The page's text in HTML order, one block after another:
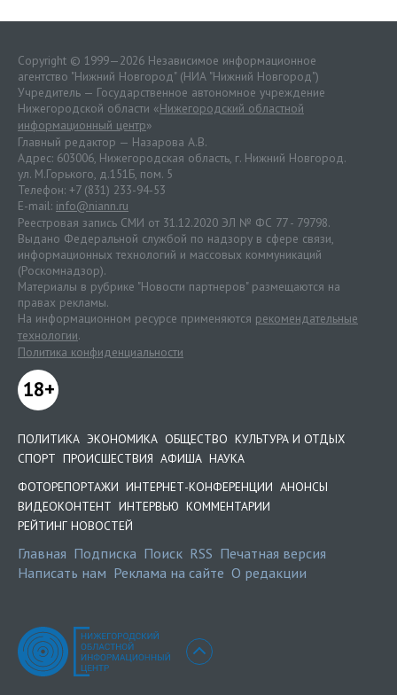
Copyright © 1999—2026 Независимое информационное
агентство "Нижний Новгород" (НИА "Нижний Новгород")
Учредитель — Государственное автономное учреждение
Нижегородской области «Нижегородский областной
информационный центр»
Главный редактор — Назарова А.В.
Адрес: 603006, Нижегородская область, г. Нижний Новгород.
ул. М.Горького, д.151Б, пом. 5
Телефон: +7 (831) 233-94-53
E-mail: info@niann.ru
Реестровая запись СМИ от 31.12.2020 ЭЛ № ФС 77 - 79798.
Выдано Федеральной службой по надзору в сфере связи,
информационных технологий и массовых коммуникаций
(Роскомнадзор).
Материалы в рубрике "Новости партнеров" размещаются на
правах рекламы.
На информационном ресурсе применяются рекомендательные
технологии.
Политика конфиденциальности
18+
ПОЛИТИКА ЭКОНОМИКА ОБЩЕСТВО КУЛЬТУРА И ОТДЫХ
СПОРТ ПРОИСШЕСТВИЯ АФИША НАУКА
ФОТОРЕПОРТАЖИ ИНТЕРНЕТ-КОНФЕРЕНЦИИ АНОНСЫ
ВИДЕОКОНТЕНТ ИНТЕРВЬЮ КОММЕНТАРИИ
РЕЙТИНГ НОВОСТЕЙ
Главная Подписка Поиск RSS Печатная версия
Написать нам Реклама на сайте О редакции